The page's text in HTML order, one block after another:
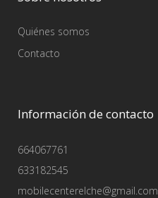
Quiénes somos
Contacto
Información de contacto
664067761
633182545
mobilecenterelche@gmail.com